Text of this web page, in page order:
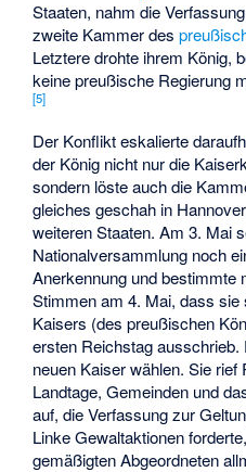
Staaten, nahm die
zweite Kammer des
Letztere drohte ihrem König,
keine preußische Regierung
[5]
Der Konflikt eskalierte
der König nicht nur die
sondern löste auch die
gleiches geschah in
weiteren Staaten. Am 3. Mai
Nationalversammlung noch
Anerkennung und bestimmte
Stimmen am 4. Mai, dass sie
Kaisers (des preußischen
ersten Reichstag ausschrieb.
neuen Kaiser wählen. Sie rief
Landtage, Gemeinden und
auf, die Verfassung zur
Linke Gewaltaktionen
gemäßigten Abgeordneten